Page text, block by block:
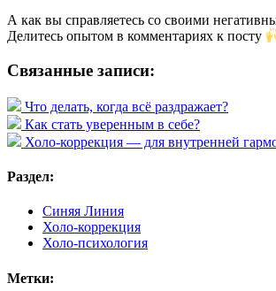
А как вы справляетесь со своими
Делитесь опытом в комментариях к посту
Связанные записи:
Что делать, когда всё раздражает?
Как стать уверенным в себе?
Холо-коррекция — для внутренней
Раздел:
Синяя Линия
Холо-коррекция
Холо-психология
Метки: